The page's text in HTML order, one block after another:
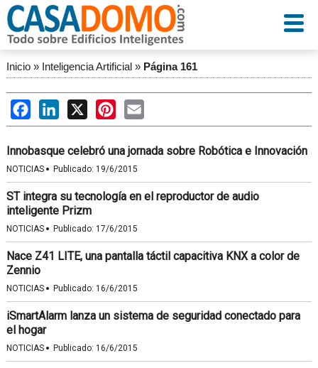
Inicio» Inteligencia Artificial» Página 161
FacebookLinkedIn
X PinterestEmail
Innobasque celebró una jornada sobre Robótica e Innovación
NOTICIAS · Publicado: 19/6/2015
ST integra su tecnología en el reproductor de audio
inteligente Prizm
NOTICIAS · Publicado: 17/6/2015
Nace Z41 LITE, una pantalla táctil capacitiva KNX a color de
Zennio
NOTICIAS · Publicado: 16/6/2015
iSmartAlarm lanza un sistema de seguridad conectado para
el hogar
NOTICIAS · Publicado: 16/6/2015